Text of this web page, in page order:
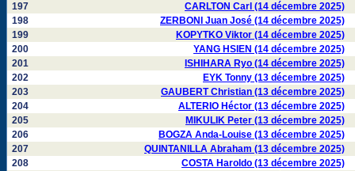
197
CARLTON Carl (14 décembre 2025)
198
ZERBONI Juan José (14 décembre 2025)
199
KOPYTKO Viktor (14 décembre 2025)
200
YANG HSIEN (14 décembre 2025)
201
ISHIHARA Ryo (14 décembre 2025)
202
EYK Tonny (13 décembre 2025)
203
GAUBERT Christian (13 décembre 2025)
204
ALTERIO Héctor (13 décembre 2025)
205
MIKULIK Peter (13 décembre 2025)
206
BOGZA Anda-Louise (13 décembre 2025)
207
QUINTANILLA Abraham (13 décembre 2025)
208
COSTA Haroldo (13 décembre 2025)